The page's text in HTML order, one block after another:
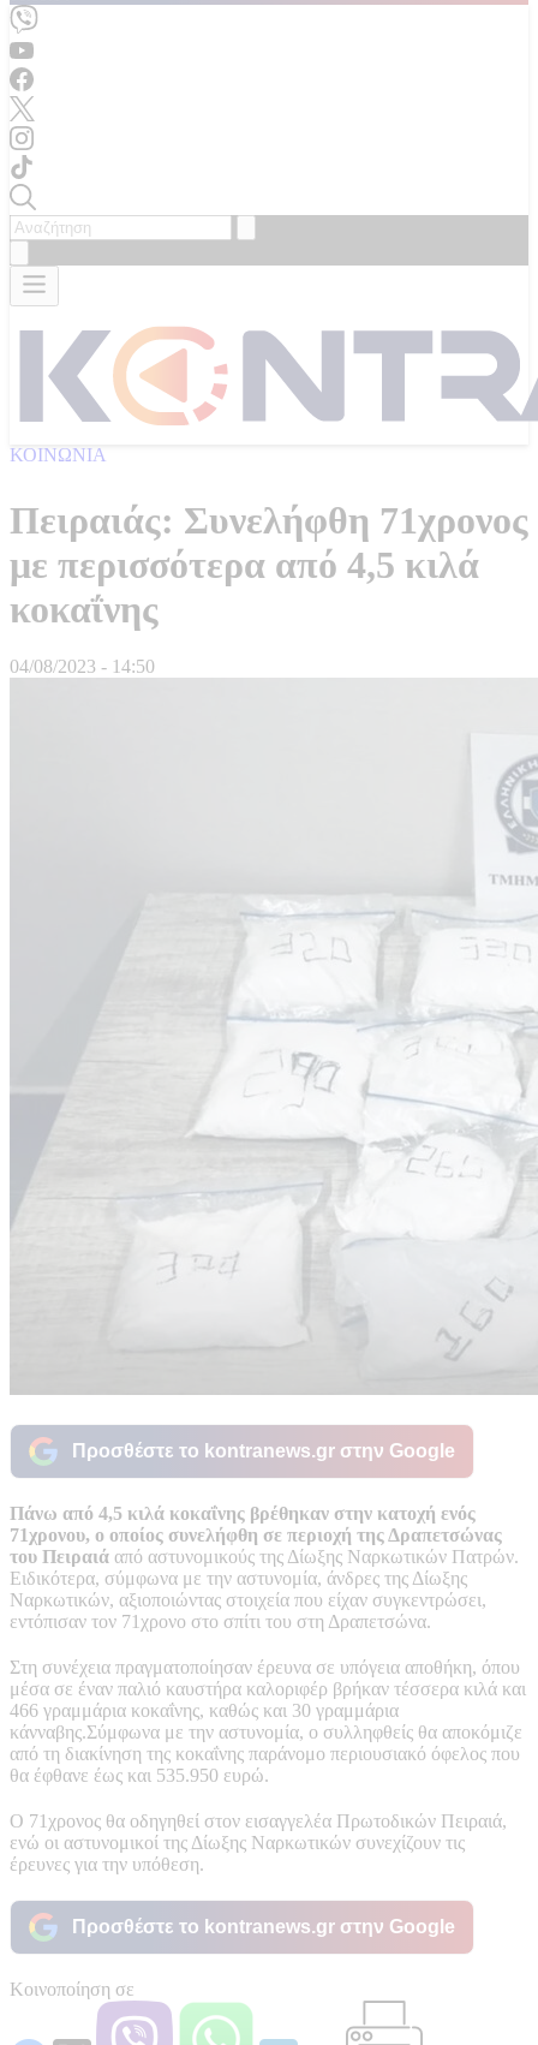
ΚΟΙΝΩΝΙΑ
Πειραιάς: Συνελήφθη 71χρονος
με περισσότερα από 4,5 κιλά
κοκαΐνης
04/08/2023 - 14:50
Προσθέστε το kontranews.gr στην Google
Πάνω από 4,5 κιλά κοκαΐνης βρέθηκαν στην κατοχή ενός
71χρονου, ο οποίος συνελήφθη σε περιοχή της Δραπετσώνας
του Πειραιά από αστυνομικούς της Δίωξης Ναρκωτικών Πατρών.
Ειδικότερα, σύμφωνα με την αστυνομία, άνδρες της Δίωξης
Ναρκωτικών, αξιοποιώντας στοιχεία που είχαν συγκεντρώσει,
εντόπισαν τον 71χρονο στο σπίτι του στη Δραπετσώνα.
Στη συνέχεια πραγματοποίησαν έρευνα σε υπόγεια αποθήκη, όπου
μέσα σε έναν παλιό καυστήρα καλοριφέρ βρήκαν τέσσερα κιλά και
466 γραμμάρια κοκαΐνης, καθώς και 30 γραμμάρια
κάνναβης.Σύμφωνα με την αστυνομία, ο συλληφθείς θα αποκόμιζε
από τη διακίνηση της κοκαΐνης παράνομο περιουσιακό όφελος που
θα έφθανε έως και 535.950 ευρώ.
Ο 71χρονος θα οδηγηθεί στον εισαγγελέα Πρωτοδικών Πειραιά,
ενώ οι αστυνομικοί της Δίωξης Ναρκωτικών συνεχίζουν τις
έρευνες για την υπόθεση.
Προσθέστε το kontranews.gr στην Google
Κοινοποίηση σε